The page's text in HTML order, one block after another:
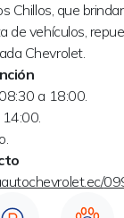
Chillos, que
de vehículos,
Chevrolet.
a 18:00.